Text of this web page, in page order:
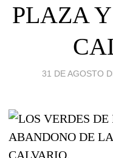
PLAZA
31 DE AGOSTO